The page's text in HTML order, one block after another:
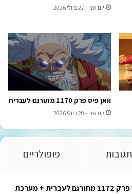
יום שני - 27 ביולי 2026
וואן פיס פרק 1170 מתורגם לעברית
יום שני - 20 ביולי 2026
תגובות פופולריים
וואן פיס פרק 1172 מתורגם לעברית + מערכת